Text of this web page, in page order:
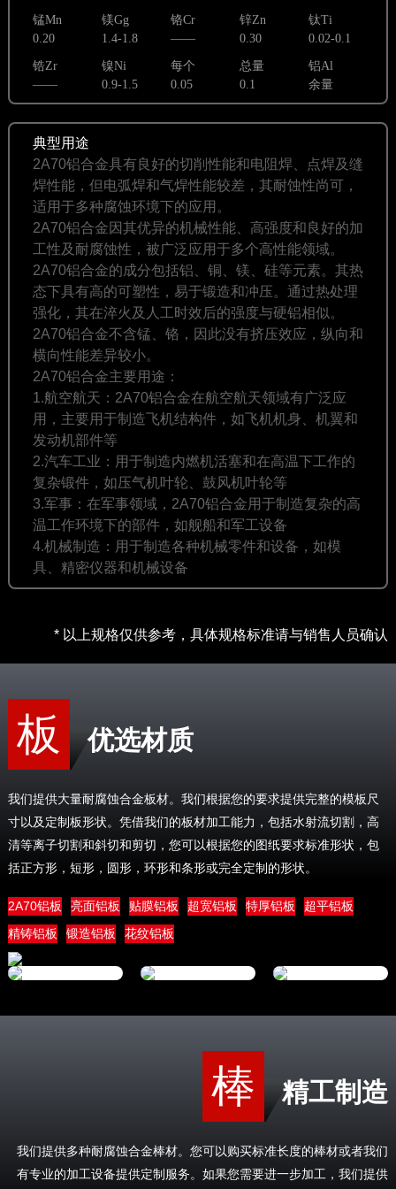
锰Mn
0.20
镁Gg
1.4-1.8
铬Cr
——
锌Zn
0.30
钛Ti
0.02-0.1
锆Zr
——
镍Ni
0.9-1.5
每个
0.05
总量
0.1
铝Al
余量
典型用途
2A70铝合金具有良好的切削性能和电阻焊、点焊及缝
焊性能，但电弧焊和气焊性能较差‌，其耐蚀性尚可，
适用于多种腐蚀环境下的应用‌。
2A‌70铝合金因其优异的机械性能、高强度和良好的加
工性及耐腐蚀性，被广泛应用于多个高性能领域。
2A70铝合金的成分包括铝、铜、镁、硅等元素。其热
态下具有高的可塑性，易于锻造和冲压。通过热处理
强化，其在淬火及人工时效后的强度与硬铝相似。
2A70铝合金不含锰、铬，因此没有挤压效应，纵向和
横向性能差异较小‌。
2A70铝合金主要用途：
1.航空航天‌：2A70铝合金在航空航天领域有广泛应
用，主要用于制造飞机结构件，如飞机机身、机翼和
发动机部件等
2.汽车工业‌：用于制造内燃机活塞和在高温下工作的
复杂锻件，如压气机叶轮、鼓风机叶轮等‌
3.军事‌：在军事领域，2A70铝合金用于制造复杂的高
温工作环境下的部件，如舰船和军工设备
4.机械制造‌：用于制造各种机械零件和设备，如模
具、精密仪器和机械设备‌
* 以上规格仅供参考，具体规格标准请与销售人员确认
板 优选材质
我们提供大量耐腐蚀合金板材。我们根据您的要求提供完整的模板尺
寸以及定制板形状。凭借我们的板材加工能力，包括水射流切割，高
清等离子切割和斜切和剪切，您可以根据您的图纸要求标准形状，包
括正方形，短形，圆形，环形和条形或完全定制的形状。
2A70铝板 亮面铝板 贴膜铝板 超宽铝板 特厚铝板
超平铝板
精铸铝板
锻造铝板 花纹铝板
棒 精工制造
我们提供多种耐腐蚀合金棒材。您可以购买标准长度的棒材或者我们
有专业的加工设备提供定制服务。如果您需要进一步加工，我们提供